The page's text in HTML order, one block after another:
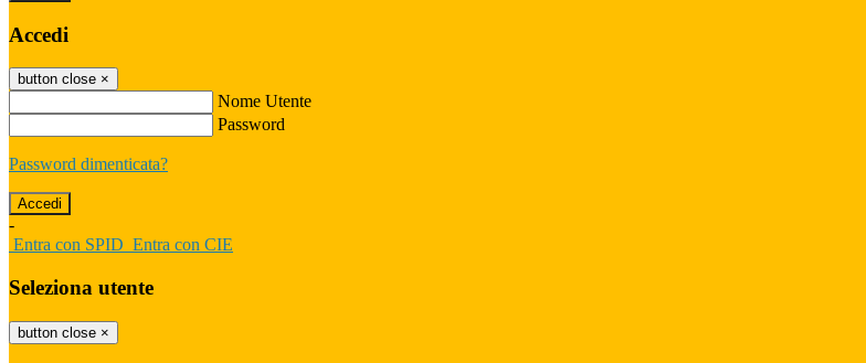
Accedi
button close ×
Nome Utente
Password
Password dimenticata?
-
Entra con SPID Entra con CIE
Seleziona utente
button close ×